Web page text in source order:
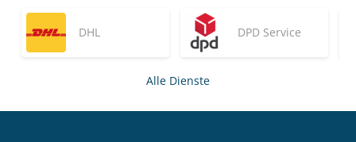
DHL DPD Service
Alle Dienste